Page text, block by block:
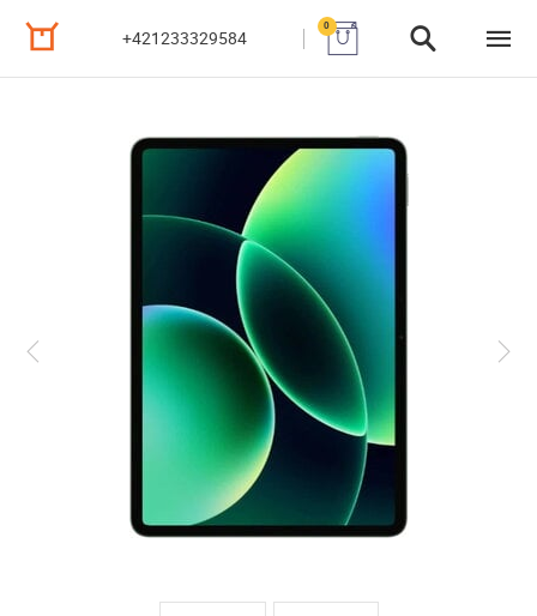
+421233329584
0